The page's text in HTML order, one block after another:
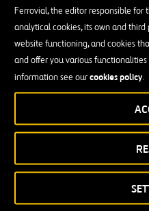
Ferrovial, the editor responsible for
analytical cookies, its own and
website functioning, and cookies
and offer you various
information see ourcookies policy.
el triángulo de anclaje de los
chapas paralelas, de las que
cables frontales en disposición
En los pórticos triangulares se
el mástil al contrapeso
apareciendo unos elementos
ambos elementos y que
inclinado. Los cables van
terminales articulados en
cada 9 m. El tablero con un
de 1,08 m cada una), da